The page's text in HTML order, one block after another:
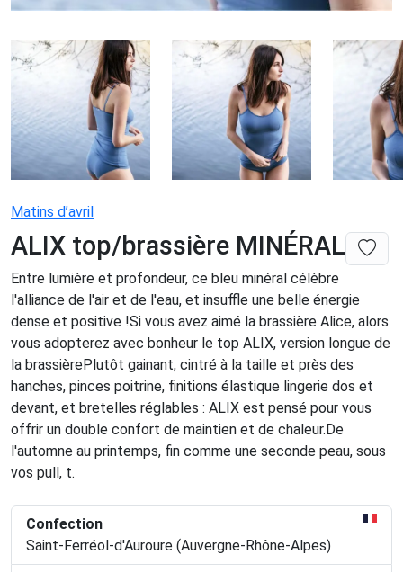
Matins d’avril
ALIX top/brassière MINÉRAL
Entre lumière et profondeur, ce bleu minéral célèbre
l'alliance de l'air et de l'eau, et insuffle une belle énergie
dense et positive !Si vous avez aimé la brassière Alice, alors
vous adopterez avec bonheur le top ALIX, version longue de
la brassièrePlutôt gainant, cintré à la taille et près des
hanches, pinces poitrine, finitions élastique lingerie dos et
devant, et bretelles réglables : ALIX est pensé pour vous
offrir un double confort de maintien et de chaleur.De
l'automne au printemps, fin comme une seconde peau, sous
vos pull, t.
Confection
Saint-Ferréol-d'Auroure (Auvergne-Rhône-Alpes)